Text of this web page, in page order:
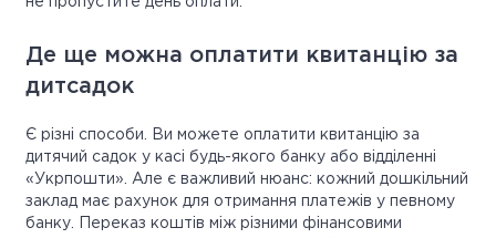
Де ще можна оплатити квитанцію за
дитсадок
Є різні способи. Ви можете оплатити квитанцію за
дитячий садок у касі будь-якого банку або відділенні
«Укрпошти». Але є важливий нюанс: кожний дошкільний
заклад має рахунок для отримання платежів у певному
банку. Переказ коштів між різними фінансовими